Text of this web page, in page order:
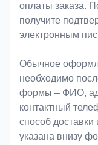
оплаты заказа.
получите
электронным
Обычное
необходимо
формы – ФИО,
контактный
способ
указана внизу